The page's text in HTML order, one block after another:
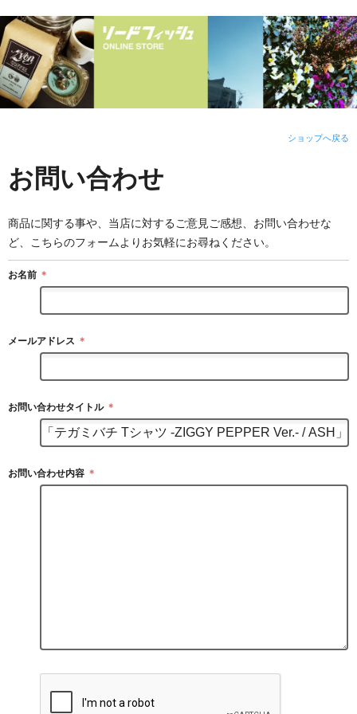
ショップへ戻る
お問い合わせ
商品に関する事や、当店に対するご意見ご感想、お問い合わせな
ど、こちらのフォームよりお気軽にお尋ねください。
お名前 ＊
メールアドレス ＊
お問い合わせタイトル ＊
お問い合わせ内容 ＊